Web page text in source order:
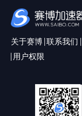
关于赛博 联系我们
用户权限